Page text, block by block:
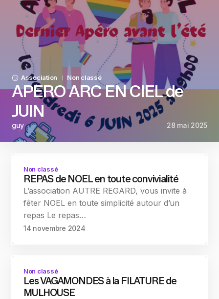
Association Non classé
APERO ARC EN CIEL de
JUIN
guy 28 mai 2025
Non classé
REPAS de NOEL en toute convivialité
L’association AUTRE REGARD, vous invite à
fêter NOEL en toute simplicité autour d’un
repas Le repas…
14 novembre 2024
Non classé
Les VAGAMONDES à la FILATURE de
MULHOUSE